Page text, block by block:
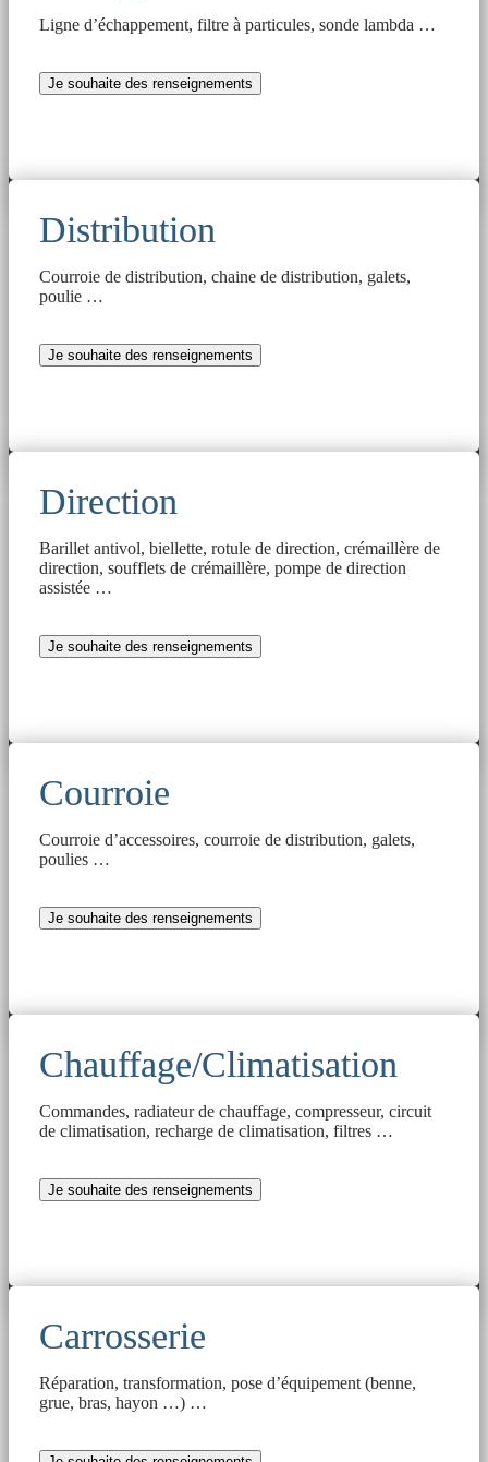
Ligne d’échappement, filtre à particules, sonde lambda …
Je souhaite des renseignements
Distribution
Courroie de distribution, chaine de distribution, galets,
poulie …
Je souhaite des renseignements
Direction
Barillet antivol, biellette, rotule de direction, crémaillère de
direction, soufflets de crémaillère, pompe de direction
assistée …
Je souhaite des renseignements
Courroie
Courroie d’accessoires, courroie de distribution, galets,
poulies …
Je souhaite des renseignements
Chauffage/Climatisation
Commandes, radiateur de chauffage, compresseur, circuit
de climatisation, recharge de climatisation, filtres …
Je souhaite des renseignements
Carrosserie
Réparation, transformation, pose d’équipement (benne,
grue, bras, hayon …) …